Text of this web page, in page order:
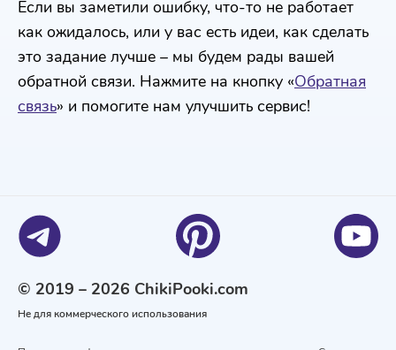
Если вы заметили ошибку, что-то не работает
как ожидалось, или у вас есть идеи, как сделать
это задание лучше – мы будем рады вашей
обратной связи. Нажмите на кнопку «Обратная
связь» и помогите нам улучшить сервис!
© 2019 – 2026 ChikiPooki.com
Не для коммерческого использования